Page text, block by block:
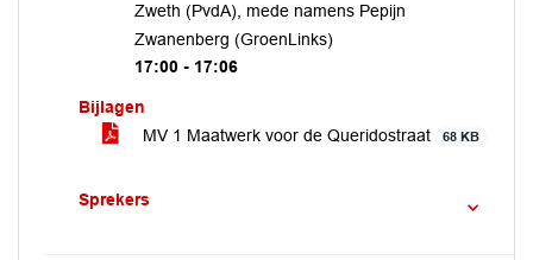
Zweth (PvdA), mede namens Pepijn
Zwanenberg (GroenLinks)
17:00 - 17:06
Bijlagen
MV 1 Maatwerk voor de Queridostraat
68 KB
Sprekers